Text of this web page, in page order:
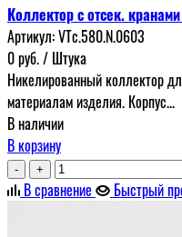
Коллектор с отсек.
Артикул:VTc.580.N.0603
0руб./ Штука
Никелированный коллектор
материалам изделия. Корпус...
В наличии
В корзину
- +
В сравнение Быстрый